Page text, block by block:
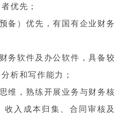
优先；
备）优先，有国有企业财务
务软件及办公软件，具备较
析和写作能力；
维，熟练开展业务与财务核
收入成本归集、合同审核及